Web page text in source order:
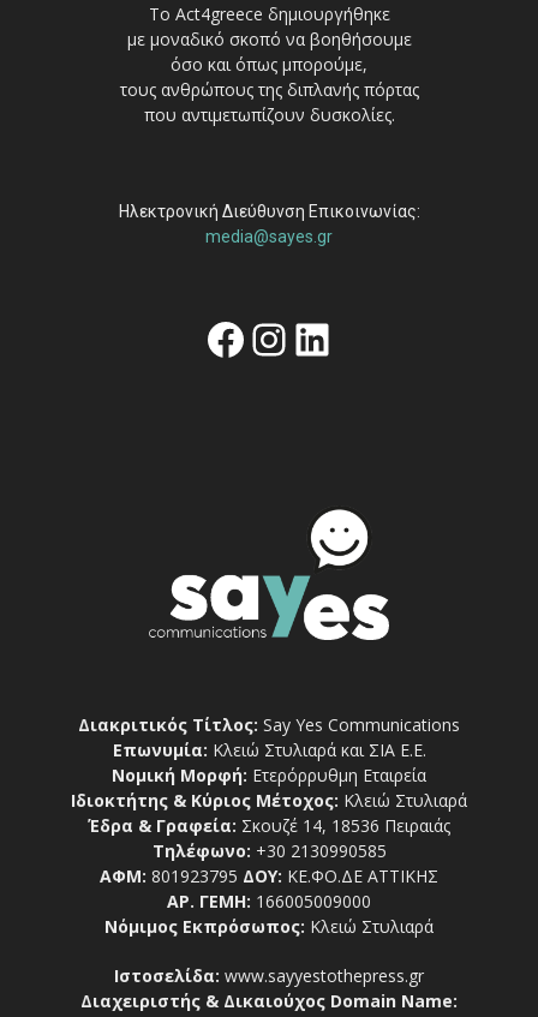
Το Act4greece δημιουργήθηκε
με μοναδικό σκοπό να βοηθήσουμε
όσο και όπως μπορούμε,
τους ανθρώπους της διπλανής πόρτας
που αντιμετωπίζουν δυσκολίες.
Ηλεκτρονική Διεύθυνση Επικοινωνίας:
media@sayes.gr
Facebook
Instagram
Linkedin
Διακριτικός Τίτλος: Say Yes Communications
Επωνυμία: Κλειώ Στυλιαρά και ΣΙΑ Ε.Ε.
Νομική Μορφή: Ετερόρρυθμη Εταιρεία
Ιδιοκτήτης & Κύριος Μέτοχος: Κλειώ Στυλιαρά
Έδρα & Γραφεία: Σκουζέ 14, 18536 Πειραιάς
Τηλέφωνο: +30 2130990585
ΑΦΜ: 801923795 ΔΟΥ: ΚΕ.ΦΟ.ΔΕ ΑΤΤΙΚΗΣ
ΑΡ. ΓΕΜΗ: 166005009000
Νόμιμος Εκπρόσωπος: Κλειώ Στυλιαρά
Ιστοσελίδα: www.sayyestothepress.gr
Διαχειριστής & Δικαιούχος Domain Name: